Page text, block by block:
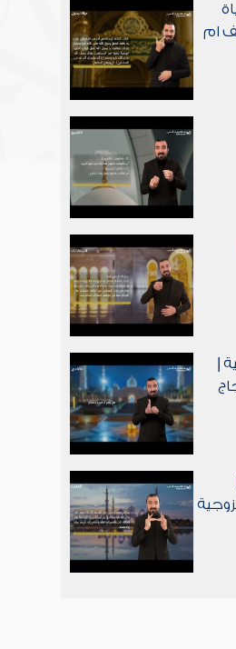
ام
|